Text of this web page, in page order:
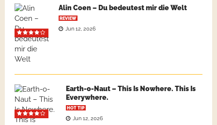
Alin Coen – Du bedeutest mir die Welt
REVIEW
Jun 12, 2026
Earth-o-Naut – This Is Nowhere. This Is
Everywhere.
HOT TIP
Jun 12, 2026